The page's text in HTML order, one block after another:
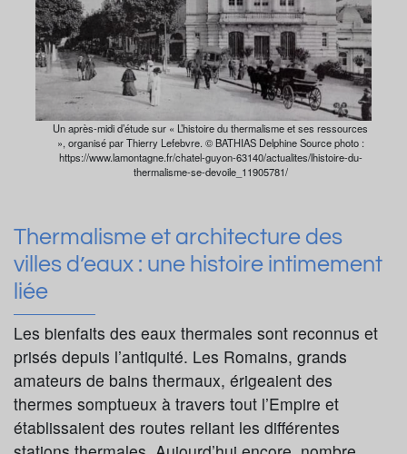
Un après-midi d’étude sur « L’histoire du thermalisme et ses ressources
», organisé par Thierry Lefebvre. © BATHIAS Delphine Source photo :
https://www.lamontagne.fr/chatel-guyon-63140/actualites/lhistoire-du-
thermalisme-se-devoile_11905781/
Thermalisme et architecture des
villes d’eaux : une histoire intimement
liée
Les bienfaits des eaux thermales sont reconnus et
prisés depuis l’antiquité. Les Romains, grands
amateurs de bains thermaux, érigeaient des
thermes somptueux à travers tout l’Empire et
établissaient des routes reliant les différentes